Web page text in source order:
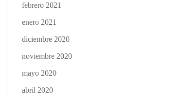
febrero 2021
enero 2021
diciembre 2020
noviembre 2020
mayo 2020
abril 2020